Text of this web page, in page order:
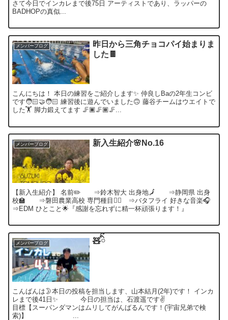
さて今日でインカレまで後75日 アーティストであり、ラッパーの
BADHOPの真似...
メンバーブログ
昨日から三角チョコパイ始まりま
した🍫
こんにちは！ 本日の練習をご紹介します✨ 仲良しBaの2年生コンビ
です🧑🏻‍🤝‍🧑🏻 練習後に遊んでいました🙃 藤谷チームはウエイトで
した🏋️ 脚力鍛えてます 🦵🏿🦵🏾🦵...
メンバーブログ 新入生紹介🌸No.16
【新入生紹介】 名前✏️ ⇒鈴木智大 出身地🗾 ⇒静岡県 出身
校🏫 ⇒磐田農業高校 専門種目🏊‍♂️ ⇒バタフライ 好きな音楽🎧
⇒EDM ひとこと🌟『感謝を忘れずに精一杯頑張ります！』
メンバーブログ 🧸ིྀ
こんばんは🌛本日の投稿を担当します、山本結月(2年)です！ インカ
レまで後41日✨ 今日の担当は、石渡遥です✌️
目標【スーパンダマンはムリしてがんばるんです！(宇宙兄弟で検
索)】 ...